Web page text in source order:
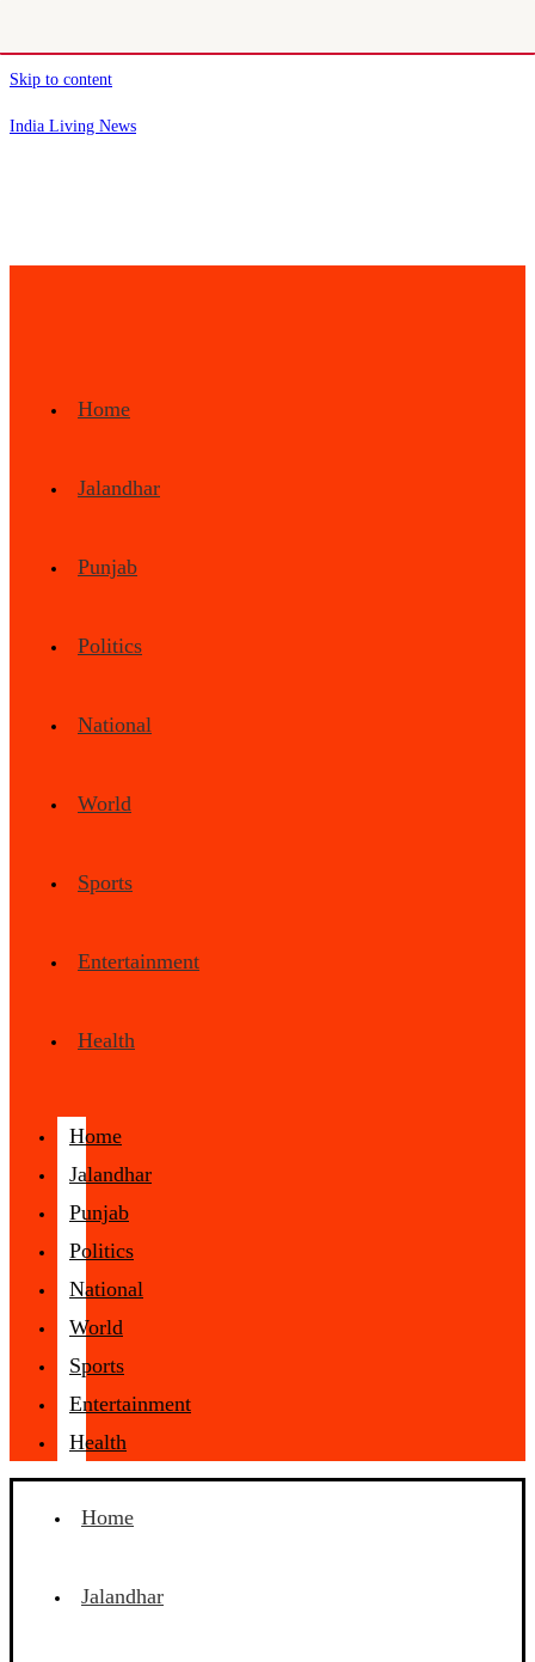
Skip to content
India Living News
Home
Jalandhar
Punjab
Politics
National
World
Sports
Entertainment
Health
Home
Jalandhar
Punjab
Politics
National
World
Sports
Entertainment
Health
Home
Jalandhar